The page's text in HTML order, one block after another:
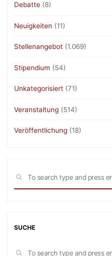
Debatte (8)
Neuigkeiten (11)
Stellenangebot (1.069)
Stipendium (54)
Unkategorisiert (71)
Veranstaltung (514)
Veröffentlichung (18)
SEARCH
SUCHE
SEARCH